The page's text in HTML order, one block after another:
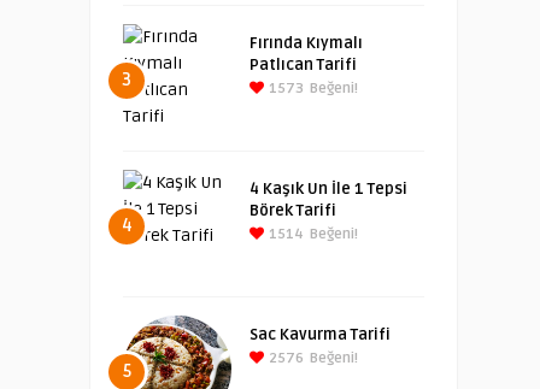
3
Fırında Kıymalı
Patlıcan Tarifi
1573 Beğeni!
4
4 Kaşık Un İle 1 Tepsi
Börek Tarifi
1514 Beğeni!
5
Sac Kavurma Tarifi
2576 Beğeni!